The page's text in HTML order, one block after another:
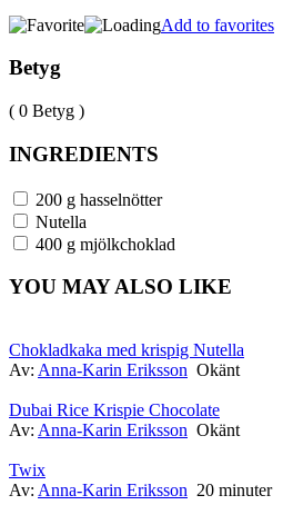
Add to favorites
Betyg
( 0 Betyg )
INGREDIENTS
200 g hasselnötter
Nutella
400 g mjölkchoklad
YOU MAY ALSO LIKE
Chokladkaka med krispig Nutella
Av: Anna-Karin Eriksson Okänt
Dubai Rice Krispie Chocolate
Av: Anna-Karin Eriksson Okänt
Twix
Av: Anna-Karin Eriksson 20 minuter